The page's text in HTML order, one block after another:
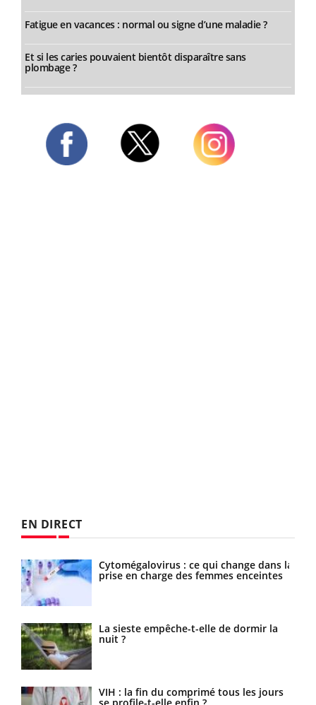
Fatigue en vacances : normal ou signe d’une maladie ?
Et si les caries pouvaient bientôt disparaître sans
plombage ?
EN DIRECT
Cytomégalovirus : ce qui change dans la
prise en charge des femmes enceintes
La sieste empêche-t-elle de dormir la
nuit ?
VIH : la fin du comprimé tous les jours